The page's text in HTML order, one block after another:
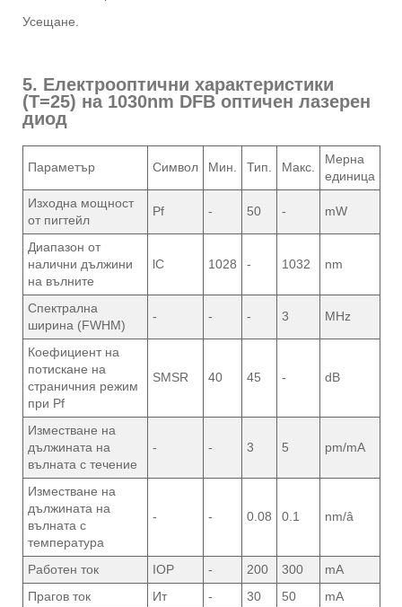
Усещане.
5. Електрооптични характеристики
(T=25) на 1030nm DFB оптичен лазерен
диод
Параметър Символ Мин. Тип. Макс.
Мерна
единица
Изходна мощност
от пигтейл
Pf - 50 - mW
Диапазон от
налични дължини
на вълните
lC 1028 - 1032 nm
Спектрална
ширина (FWHM)
- - - 3 MHz
Коефициент на
потискане на
страничния режим
при Pf
SMSR 40 45 - dB
Изместване на
дължината на
вълната с течение
- - 3 5 pm/mA
Изместване на
дължината на
вълната с
температура
- - 0.08 0.1 nm/â
Работен ток IOP - 200 300
mA
Прагов ток
Ит - 30 50
mA